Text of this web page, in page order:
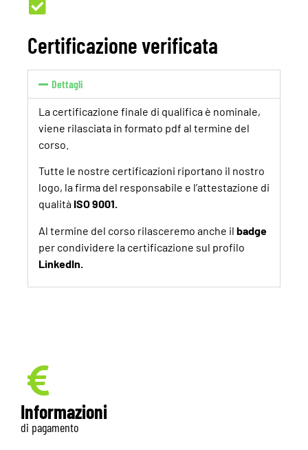
Certificazione verificata
Dettagli
La certificazione finale di qualifica è nominale,
viene rilasciata in formato pdf al termine del
corso.
Tutte le nostre certificazioni riportano il nostro
logo, la firma del responsabile e l’attestazione di
qualità ISO 9001.
Al termine del corso rilasceremo anche il badge
per condividere la certificazione sul profilo
LinkedIn.
Informazioni
di pagamento